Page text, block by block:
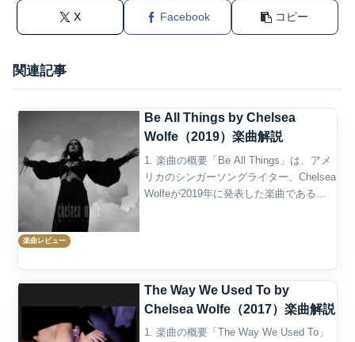
X Facebook コピー
関連記事
楽曲レビュー
Be All Things by Chelsea
Wolfe（2019）楽曲解説
1. 楽曲の概要「Be All Things」は、アメ
リカのシンガーソングライター、Chelsea
Wolfeが2019年に発表した楽曲である。
The Way We Used To by
Chelsea Wolfe（2017）楽曲解説
1. 楽曲の概要「The Way We Used To」